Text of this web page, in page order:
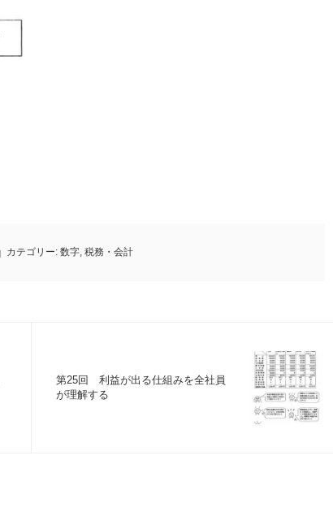
カテゴリー: 数字, 税務・会計
第25回 利益が出る仕組みを全社員
が理解する